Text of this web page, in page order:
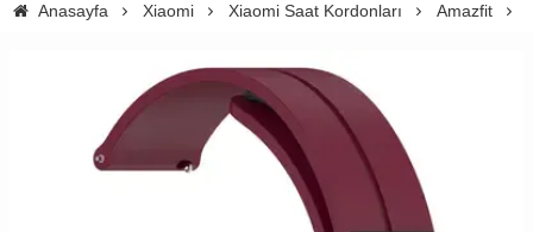
Anasayfa Xiaomi Xiaomi Saat Kordonları Amazfit